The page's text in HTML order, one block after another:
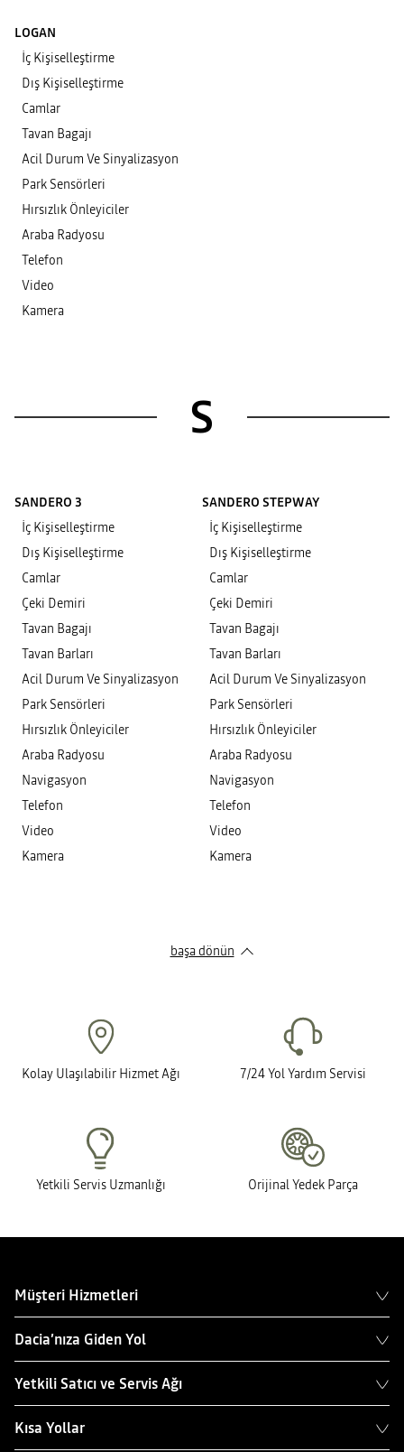
LOGAN
İç Kişiselleştirme
Dış Kişiselleştirme
Camlar
Tavan Bagajı
Acil Durum Ve Sinyalizasyon
Park Sensörleri
Hırsızlık Önleyiciler
Araba Radyosu
Telefon
Video
Kamera
S
SANDERO 3
İç Kişiselleştirme
Dış Kişiselleştirme
Camlar
Çeki Demiri
Tavan Bagajı
Tavan Barları
Acil Durum Ve Sinyalizasyon
Park Sensörleri
Hırsızlık Önleyiciler
Araba Radyosu
Navigasyon
Telefon
Video
Kamera
SANDERO STEPWAY
İç Kişiselleştirme
Dış Kişiselleştirme
Camlar
Çeki Demiri
Tavan Bagajı
Tavan Barları
Acil Durum Ve Sinyalizasyon
Park Sensörleri
Hırsızlık Önleyiciler
Araba Radyosu
Navigasyon
Telefon
Video
Kamera
başa dönün
Kolay Ulaşılabilir Hizmet Ağı 7/24 Yol Yardım Servisi
Yetkili Servis Uzmanlığı Orijinal Yedek Parça
Müşteri Hizmetleri
Dacia’nıza Giden Yol
Yetkili Satıcı ve Servis Ağı
Kısa Yollar